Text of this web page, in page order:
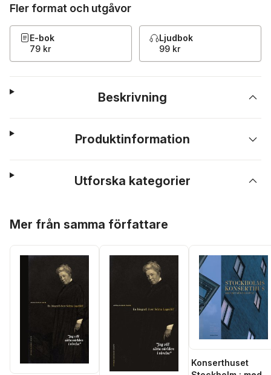
Fler format och utgåvor
E-bok
79 kr
Ljudbok
99 kr
Beskrivning
Produktinformation
Utforska kategorier
Mer från samma författare
Konserthuset